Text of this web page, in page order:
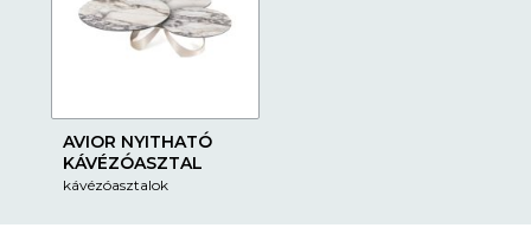
AVIOR NYITHATÓ
KÁVÉZÓASZTAL
kávézóasztalok